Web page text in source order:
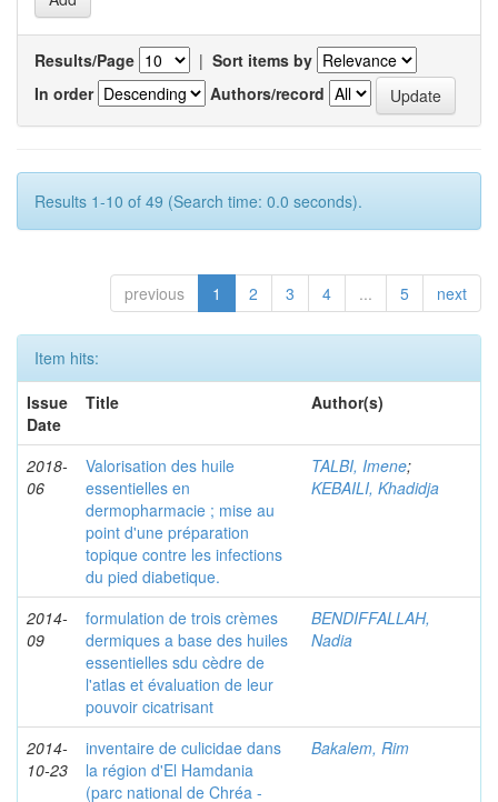
Results/Page | Sort items by
In order
Authors/record
Results 1-10 of 49 (Search time: 0.0 seconds).
previous 1 2 3 4 ... 5 next
Item hits:
Issue
Date
Title Author(s)
2018-
06
Valorisation des huile
essentielles en
dermopharmacie ; mise au
point d'une préparation
topique contre les infections
du pied diabetique.
TALBI, Imene;
KEBAILI, Khadidja
2014-
09
formulation de trois crèmes
dermiques a base des huiles
essentielles sdu cèdre de
l'atlas et évaluation de leur
pouvoir cicatrisant
BENDIFFALLAH,
Nadia
2014-
10-23
inventaire de culicidae dans
la région d'El Hamdania
(parc national de Chréa -
Bakalem, Rim